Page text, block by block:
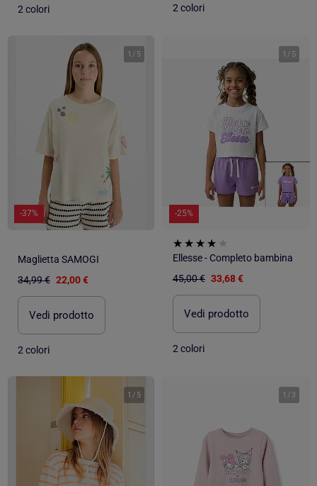
2 colori 2 colori
1 / 5
-37%
Maglietta SAMOGI
34,99 € 22,00 €
Vedi prodotto
2 colori
1 / 5
-25%
Ellesse - Completo bambina
45,00 € 33,68 €
Vedi prodotto
2 colori
1 / 5 1 / 3